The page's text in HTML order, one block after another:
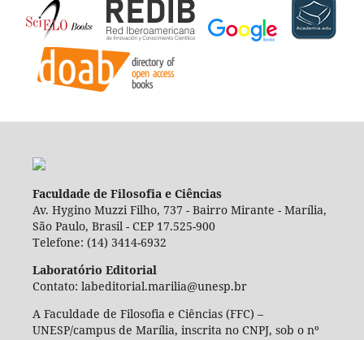
Faculdade de Filosofia e Ciências
Av. Hygino Muzzi Filho, 737 - Bairro Mirante - Marília,
São Paulo, Brasil - CEP 17.525-900
Telefone: (14) 3414-6932
Laboratório Editorial
Contato: labeditorial.marilia@unesp.br
A Faculdade de Filosofia e Ciências (FFC) –
UNESP/campus de Marília, inscrita no CNPJ, sob o nº